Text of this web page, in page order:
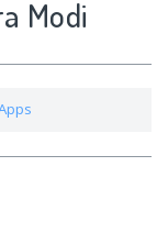
Modi
Piano